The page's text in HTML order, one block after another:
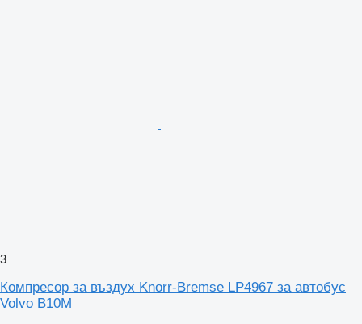
3
Компресор за въздух Knorr-Bremse LP4967 за автобус
Volvo B10M